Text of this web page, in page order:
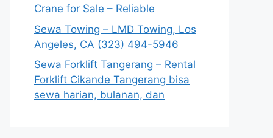
Crane for Sale – Reliable
Sewa Towing – LMD Towing, Los
Angeles, CA (323) 494-5946
Sewa Forklift Tangerang – Rental
Forklift Cikande Tangerang bisa
sewa harian, bulanan, dan